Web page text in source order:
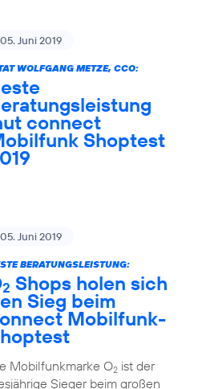
05. Juni 2019
WOLFGANG METZE, CCO:
connect
Shoptest
05. Juni 2019
BERATUNGSLEISTUNG:
2 Shops holen sich
Sieg beim
Mobilfunk-
Mobilfunkmarke O2ist der
Sieger beim großen